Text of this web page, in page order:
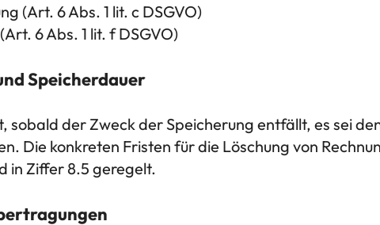
(Art. 6 Abs. 1 lit. c DSGVO)
6 Abs. 1 lit. f DSGVO)
Speicherdauer
sobald der Zweck der Speicherung entfällt, es sei
Die konkreten Fristen für die Löschung von
in Ziffer 8.5 geregelt.